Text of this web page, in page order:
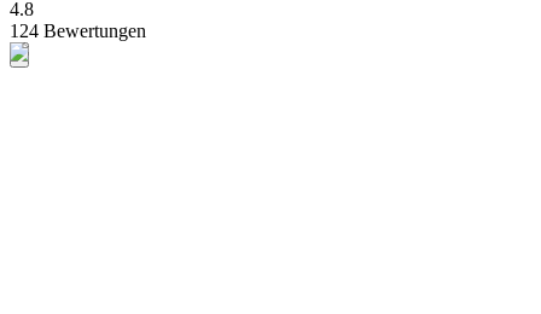
4.8
124 Bewertungen